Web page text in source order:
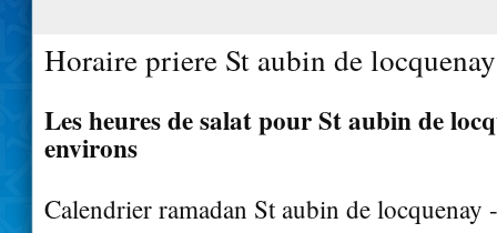
Horaire priere St aubin de
Les heures de salat pour St aubin de
environs
Calendrier ramadan St aubin de locquenay